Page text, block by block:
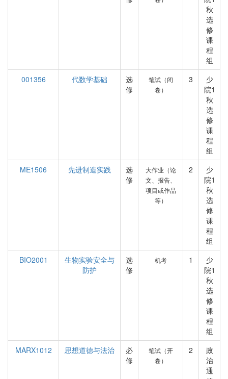
秋
选
修
课
程
组
001356
代数学基础
选
修
笔试（闭
卷）
3
少
院1
秋
选
修
课
程
组
ME1506
先进制造实践
选
修
大作业（论
文、报告、
项目或作品
等）
2
少
院1
秋
选
修
课
程
组
BIO2001
生物实验安全与
防护
选
修
机考 1
少
院1
秋
选
修
课
程
组
MARX1012
思想道德与法治
必
修
笔试（开
卷）
2
政
治
通